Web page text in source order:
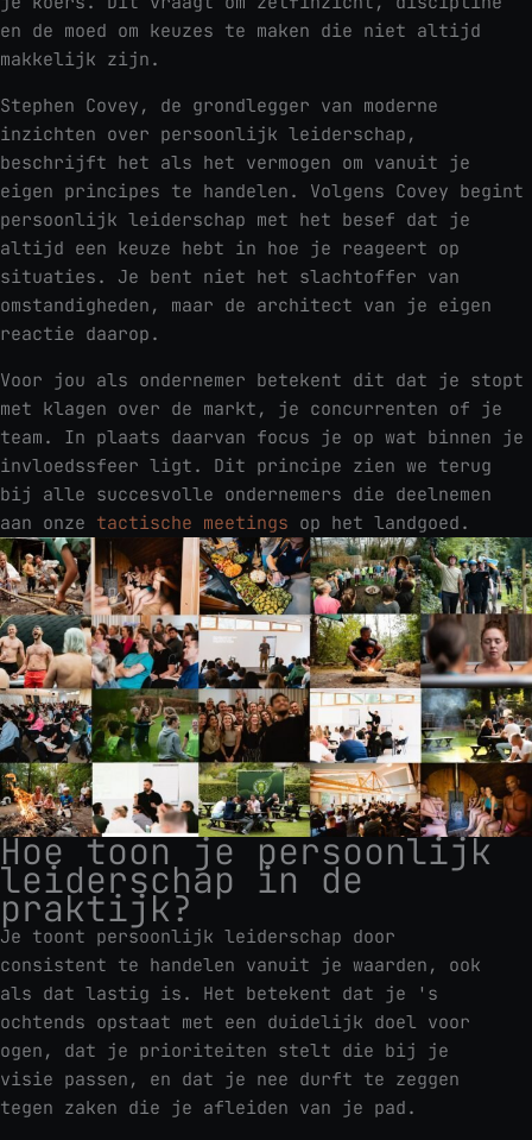
en de moed om keuzes te maken die niet altijd
makkelijk zijn.
Stephen Covey, de grondlegger van moderne
inzichten over persoonlijk leiderschap,
beschrijft het als het vermogen om vanuit je
eigen principes te handelen. Volgens Covey begint
persoonlijk leiderschap met het besef dat je
altijd een keuze hebt in hoe je reageert op
situaties. Je bent niet het slachtoffer van
omstandigheden, maar de architect van je eigen
reactie daarop.
Voor jou als ondernemer betekent dit dat je stopt
met klagen over de markt, je concurrenten of je
team. In plaats daarvan focus je op wat binnen je
invloedssfeer ligt. Dit principe zien we terug
bij alle succesvolle ondernemers die deelnemen
aan onze tactische meetings op het landgoed.
Hoe toon je persoonlijk
leiderschap in de
praktijk?
Je toont persoonlijk leiderschap door
consistent te handelen vanuit je waarden, ook
als dat lastig is. Het betekent dat je 's
ochtends opstaat met een duidelijk doel voor
ogen, dat je prioriteiten stelt die bij je
visie passen, en dat je nee durft te zeggen
tegen zaken die je afleiden van je pad.